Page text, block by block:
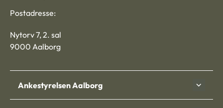
Postadresse:
Nytorv 7, 2. sal
9000 Aalborg
Ankestyrelsen Aalborg